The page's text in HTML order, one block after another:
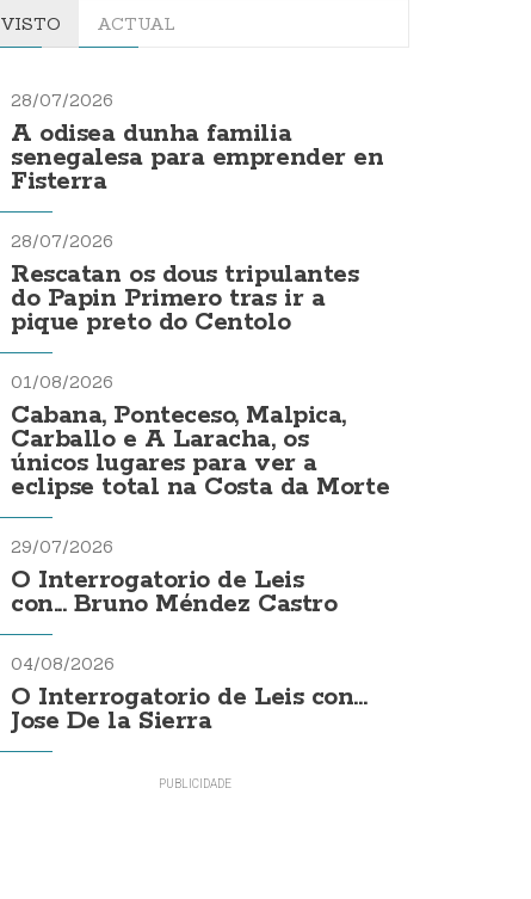
VISTO ACTUAL
28/07/2026
A odisea dunha familia
senegalesa para emprender en
Fisterra
28/07/2026
Rescatan os dous tripulantes
do Papin Primero tras ir a
pique preto do Centolo
01/08/2026
Cabana, Ponteceso, Malpica,
Carballo e A Laracha, os
únicos lugares para ver a
eclipse total na Costa da Morte
29/07/2026
O Interrogatorio de Leis
con... Bruno Méndez Castro
04/08/2026
O Interrogatorio de Leis con...
Jose De la Sierra